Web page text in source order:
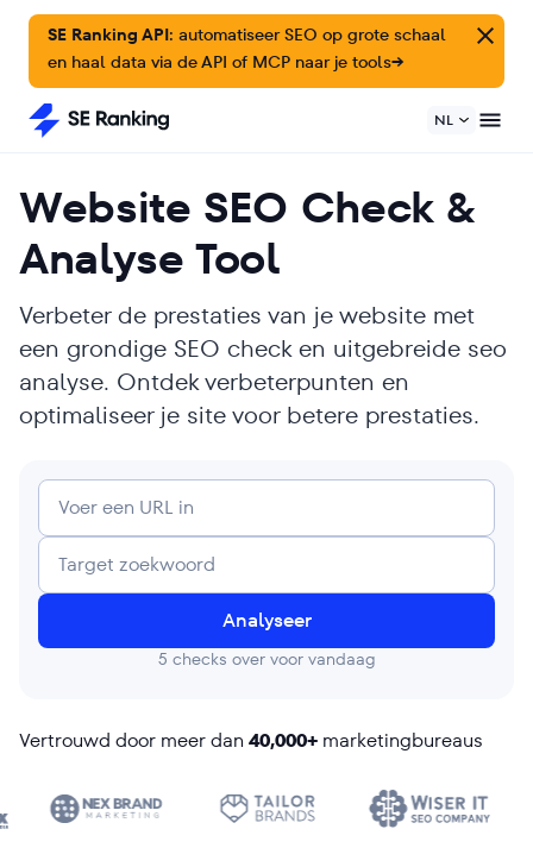
SE Ranking API: automatiseer SEO op grote schaal
en haal data via de API of MCP naar je tools→
NL
Website SEO Check &
Analyse Tool
Verbeter de prestaties van je website met
een grondige SEO check en uitgebreide seo
analyse. Ontdek verbeterpunten en
optimaliseer je site voor betere prestaties.
Analyseer
5 checks over voor vandaag
Vertrouwd door meer dan 40,000+ marketingbureaus